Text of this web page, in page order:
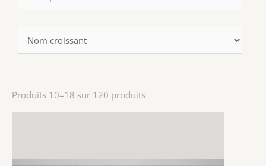
Produits 10–18 sur 120 produits